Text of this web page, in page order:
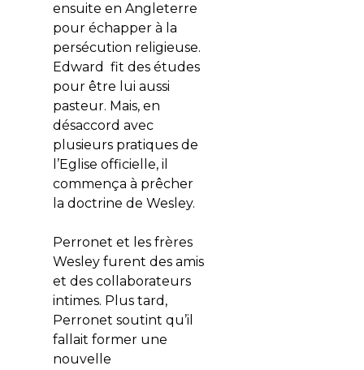
ensuite en Angleterre
pour échapper à la
persécution religieuse.
Edward fit des études
pour être lui aussi
pasteur. Mais, en
désaccord avec
plusieurs pratiques de
l’Eglise officielle, il
commença à prêcher
la doctrine de Wesley.
Perronet et les frères
Wesley furent des amis
et des collaborateurs
intimes. Plus tard,
Perronet soutint qu’il
fallait former une
nouvelle